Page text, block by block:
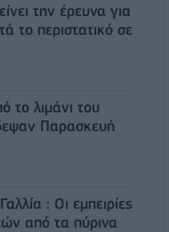
την έρευνα για
το περιστατικό σε
το λιμάνι του
Παρασκευή
: Οι εμπειρίες
από τα πύρινα